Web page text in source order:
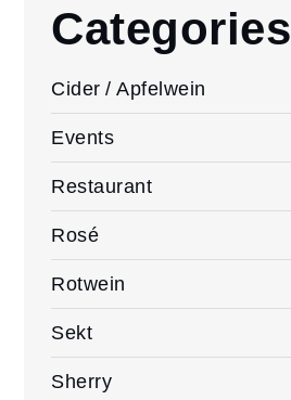
Categories
Cider / Apfelwein
Events
Restaurant
Rosé
Rotwein
Sekt
Sherry